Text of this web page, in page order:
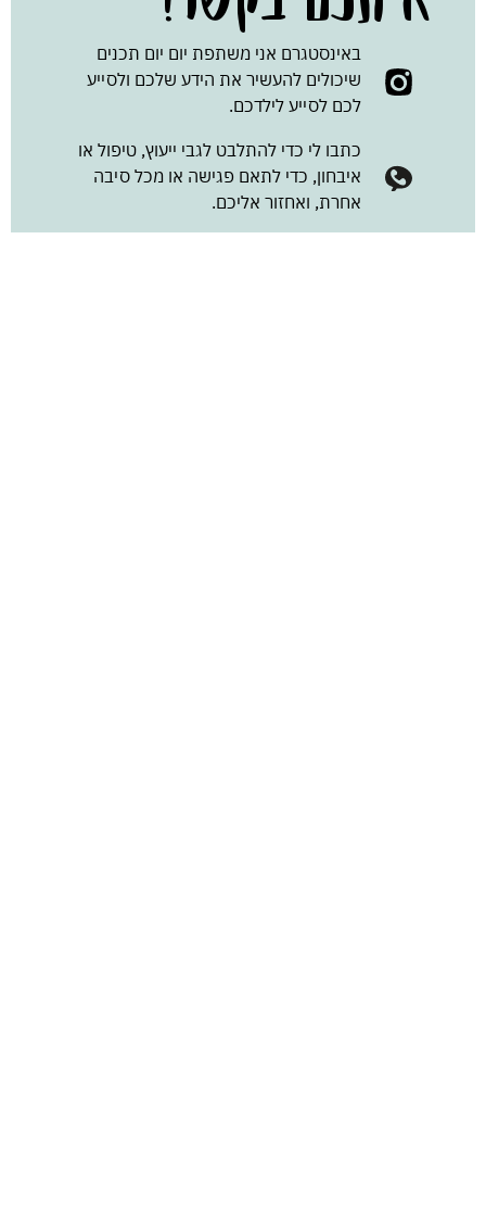
באינסטגרם אני משתפת יום יום תכנים
שיכולים להעשיר את הידע שלכם ולסייע
לכם לסייע לילדכם.
כתבו לי כדי להתלבט לגבי ייעוץ, טיפול או
איבחון, כדי לתאם פגישה או מכל סיבה
אחרת, ואחזור אליכם.